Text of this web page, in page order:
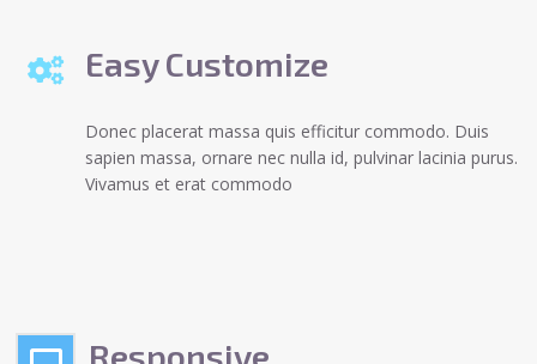
Easy Customize
Donec placerat massa quis efficitur commodo. Duis
sapien massa, ornare nec nulla id, pulvinar lacinia purus.
Vivamus et erat commodo
Responsive